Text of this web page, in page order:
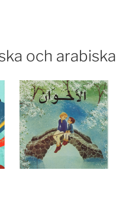
och arabiska